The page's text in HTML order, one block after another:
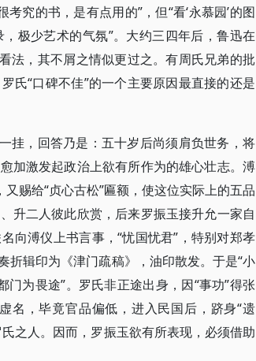
究的书，是有点用的”，但“看‘永慕园’的图
极少艺术的气氛”。大约三四年后，鲁迅在
法，其不屑之情似更过之。有周氏兄弟的批
氏“口碑不佳”的一个主要原因最直接的还是
挂，回答乃是：五十岁后尚须肩负世务，将
加激发起政治上欲有所作为的雄心壮志。溥
赐给“贞心古松”匾额，使这位实际上的五品
升二人彼此欣赏，后来罗振玉接升允一家自
向溥仪上书言事，“忧国忧君”，特别对郑孝
折辑印为《津门疏稿》，油印散发。于是“小
门为畏途”。罗氏非正途出身，因“事功”得张
名，毕竟官品偏低，进入民国后，跻身“遗
之人。因而，罗振玉欲有所表现，必须借助